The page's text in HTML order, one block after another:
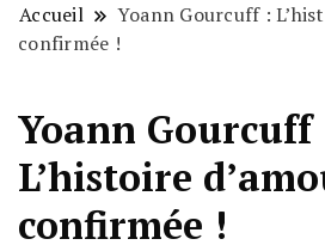
Accueil
Yoann Gourcuff :
confirmée !
Yoann Gourcuff
L’histoire
confirmée !